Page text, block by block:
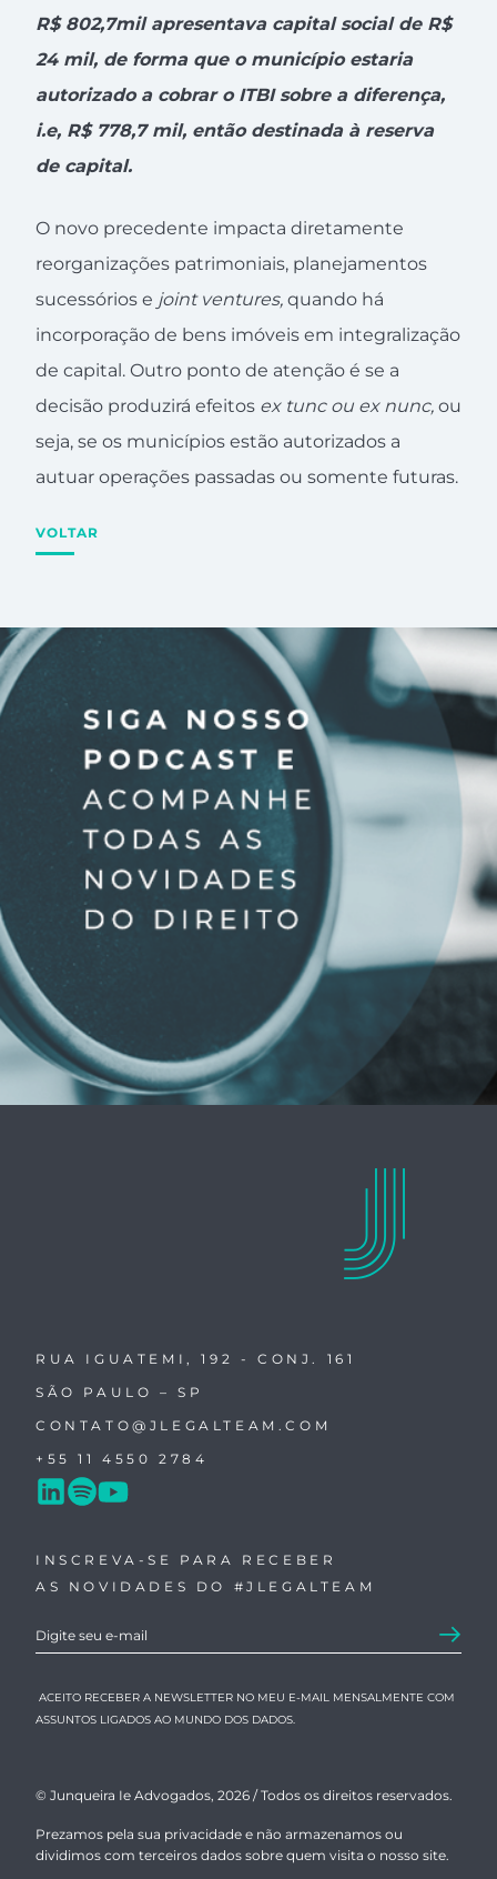
R$ 802,7mil apresentava capital social de R$
24 mil, de forma que o município estaria
autorizado a cobrar o ITBI sobre a diferença,
i.e, R$ 778,7 mil, então destinada à reserva
de capital.
O novo precedente impacta diretamente
reorganizações patrimoniais, planejamentos
sucessórios e joint ventures, quando há
incorporação de bens imóveis em integralização
de capital. Outro ponto de atenção é se a
decisão produzirá efeitos ex tunc ou ex nunc, ou
seja, se os municípios estão autorizados a
autuar operações passadas ou somente futuras.
VOLTAR
RUA IGUATEMI, 192 - CONJ. 161
SÃO PAULO – SP
CONTATO@JLEGALTEAM.COM
+55 11 4550 2784
INSCREVA-SE PARA RECEBER
AS NOVIDADES DO #JLEGALTEAM
ACEITO RECEBER A NEWSLETTER NO MEU E-MAIL MENSALMENTE COM
ASSUNTOS LIGADOS AO MUNDO DOS DADOS.
© Junqueira Ie Advogados, 2026 /Todos os direitos reservados.
Prezamos pela sua privacidade e não armazenamos ou
dividimos com terceiros dados sobre quem visita o nosso site.